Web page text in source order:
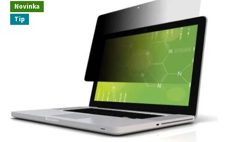
p Novinka
Tip